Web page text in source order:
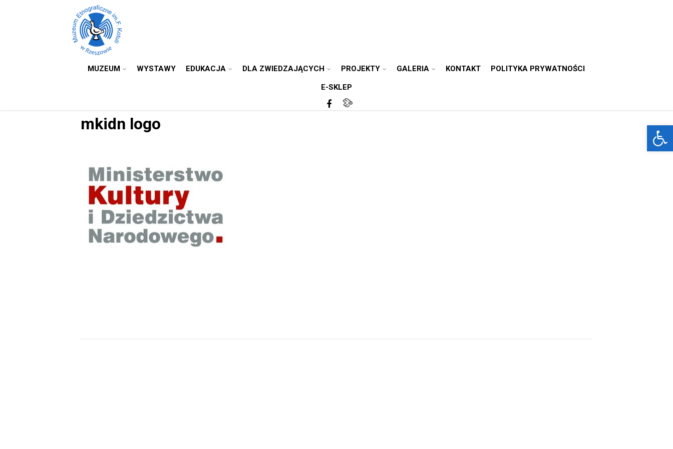
MUZEUM WYSTAWY EDUKACJA DLA ZWIEDZAJĄCYCH PROJEKTY GALERIA KONTAKT POLITYKA PRYWATNOŚCI
E-SKLEP
mkidn logo